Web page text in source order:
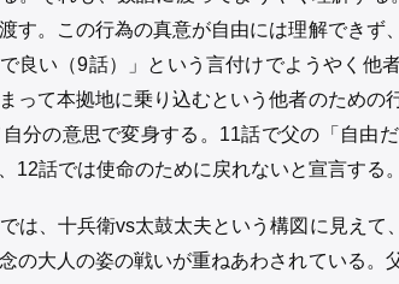
す。この行為の真意が自由には理解できず
良い（9話）」という言付けでようやく他
って本拠地に乗り込むという他者のための
分の意思で変身する。11話で父の「自由
12話では使命のために戻れないと宣言する。
は、十兵衛vs太鼓太夫という構図に見えて
の大人の姿の戦いが重ねあわされている。